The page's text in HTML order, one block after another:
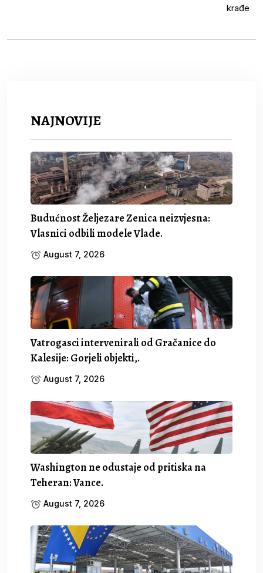
NAJNOVIJE
Budućnost Željezare Zenica neizvjesna:
Vlasnici odbili modele Vlade.
August 7, 2026
Vatrogasci intervenirali od Gračanice do
Kalesije: Gorjeli objekti,.
August 7, 2026
Washington ne odustaje od pritiska na
Teheran: Vance.
August 7, 2026